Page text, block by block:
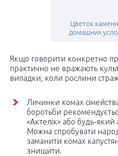
Цветок
домашних
Якщо говорити конкретно
практично не вражають
випадки, коли рослини
Личинки комах
боротьби
«Актелік» або будь-
Можна спробувати
заманити комах
знищити.